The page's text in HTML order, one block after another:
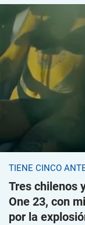
TIENE CINCO
Tres chilenos
One 23, con
por la